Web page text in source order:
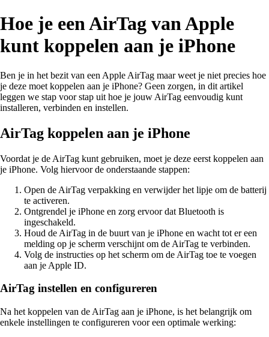
Hoe je een AirTag van Apple
kunt koppelen aan je iPhone
Ben je in het bezit van een Apple AirTag maar weet je niet precies hoe
je deze moet koppelen aan je iPhone? Geen zorgen, in dit artikel
leggen we stap voor stap uit hoe je jouw AirTag eenvoudig kunt
installeren, verbinden en instellen.
AirTag koppelen aan je iPhone
Voordat je de AirTag kunt gebruiken, moet je deze eerst koppelen aan
je iPhone. Volg hiervoor de onderstaande stappen:
Open de AirTag verpakking en verwijder het lipje om de batterij
te activeren.
Ontgrendel je iPhone en zorg ervoor dat Bluetooth is
ingeschakeld.
Houd de AirTag in de buurt van je iPhone en wacht tot er een
melding op je scherm verschijnt om de AirTag te verbinden.
Volg de instructies op het scherm om de AirTag toe te voegen
aan je Apple ID.
AirTag instellen en configureren
Na het koppelen van de AirTag aan je iPhone, is het belangrijk om
enkele instellingen te configureren voor een optimale werking: